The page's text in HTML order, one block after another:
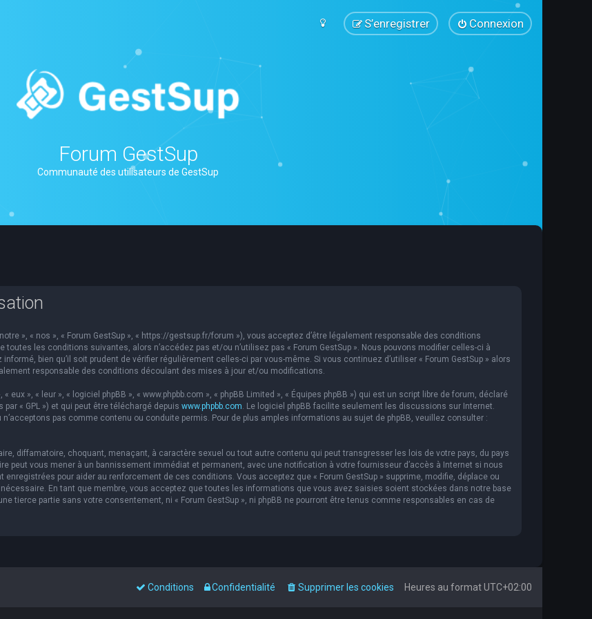
Connexion
S’enregistrer
Forum GestSup
Communauté des utilisateurs de GestSup
», « nos », « Forum GestSup », « https://gestsup.fr/forum »), vous acceptez d’être légalement responsable des conditions
toutes les conditions suivantes, alors n’accédez pas et/ou n’utilisez pas « Forum GestSup ». Nous pouvons modifier celles-ci à
bien qu’il soit prudent de vérifier régulièrement celles-ci par vous-même. Si vous continuez d’utiliser « Forum GestSup » alors
responsable des conditions découlant des mises à jour et/ou modifications.
eux », « leur », « logiciel phpBB », « www.phpbb.com », « phpBB Limited », « Équipes phpBB ») qui est un script libre de forum, déclaré
par « GPL ») et qui peut être téléchargé depuis www.phpbb.com. Le logiciel phpBB facilite seulement les discussions sur Internet.
pas comme contenu ou conduite permis. Pour de plus amples informations au sujet de phpBB, veuillez consulter :
diffamatoire, choquant, menaçant, à caractère sexuel ou tout autre contenu qui peut transgresser les lois de votre pays, du pays
peut vous mener à un bannissement immédiat et permanent, avec une notification à votre fournisseur d’accès à Internet si nous
pour aider au renforcement de ces conditions. Vous acceptez que « Forum GestSup » supprime, modifie, déplace ou
En tant que membre, vous acceptez que toutes les informations que vous avez saisies soient stockées dans notre base
tierce partie sans votre consentement, ni « Forum GestSup », ni phpBB ne pourront être tenus comme responsables en cas de
Heures au formatUTC+02:00
Supprimer les cookies
Confidentialité
Conditions